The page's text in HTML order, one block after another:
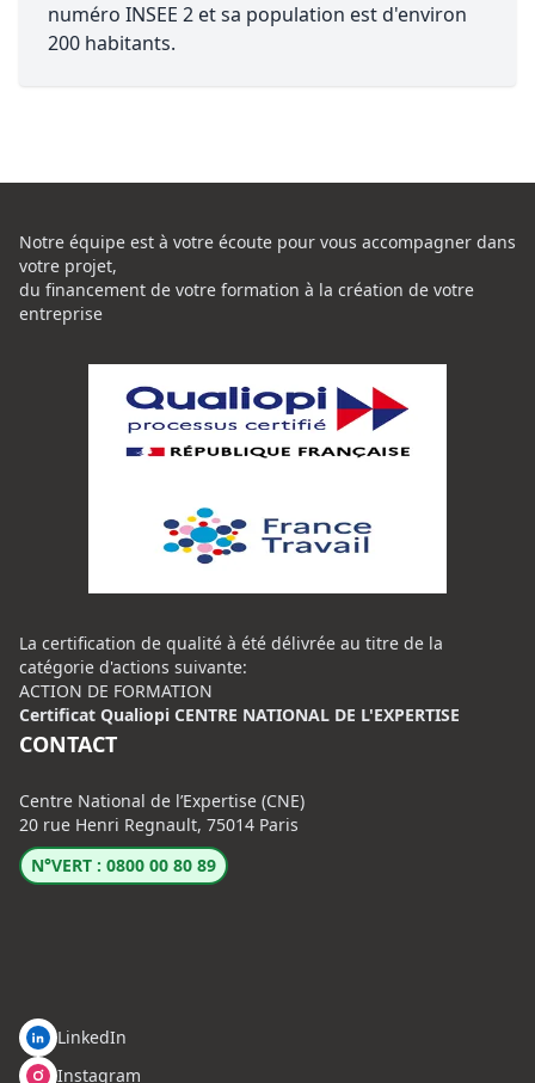
numéro INSEE 2 et sa population est d'environ
200 habitants.
Notre équipe est à votre écoute pour vous accompagner dans
votre projet,
du financement de votre formation à la création de votre
entreprise
La certification de qualité à été délivrée au titre de la
catégorie d'actions suivante:
ACTION DE FORMATION
Certificat Qualiopi CENTRE NATIONAL DE L'EXPERTISE
CONTACT
Centre National de l’Expertise (CNE)
20 rue Henri Regnault, 75014 Paris
N°VERT : 0800 00 80 89
LinkedIn
Instagram